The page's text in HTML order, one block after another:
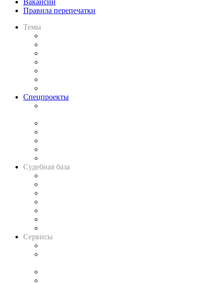
Правила перепечатки
Темы
Спецпроекты
Судебная база
Сервисы